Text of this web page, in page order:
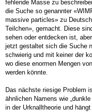
fehlende Masse zu
die Suche so genannter
massive particles» zu
Teilchen», gemacht. Diese
sehen oder entdecken ist,
jetzt gestaltet sich die Suche
schwierig und mit keiner der
wo diese enormen Mengen
werden könnte.
Das nächste riesige Problem
ähnlichen Namens wie
in der Urknalltheorie und